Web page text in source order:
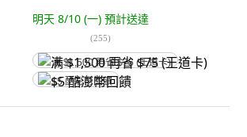
明天 8/10 (一) 預計送達
(255)
满 $1,500 再省 $75 (王道卡)
$5 酷澎幣回饋